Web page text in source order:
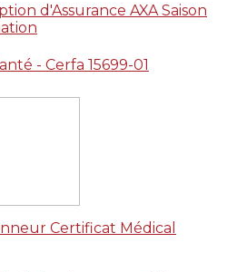
d'Assurance AXA Saison
- Cerfa 15699-01
Certificat Médical